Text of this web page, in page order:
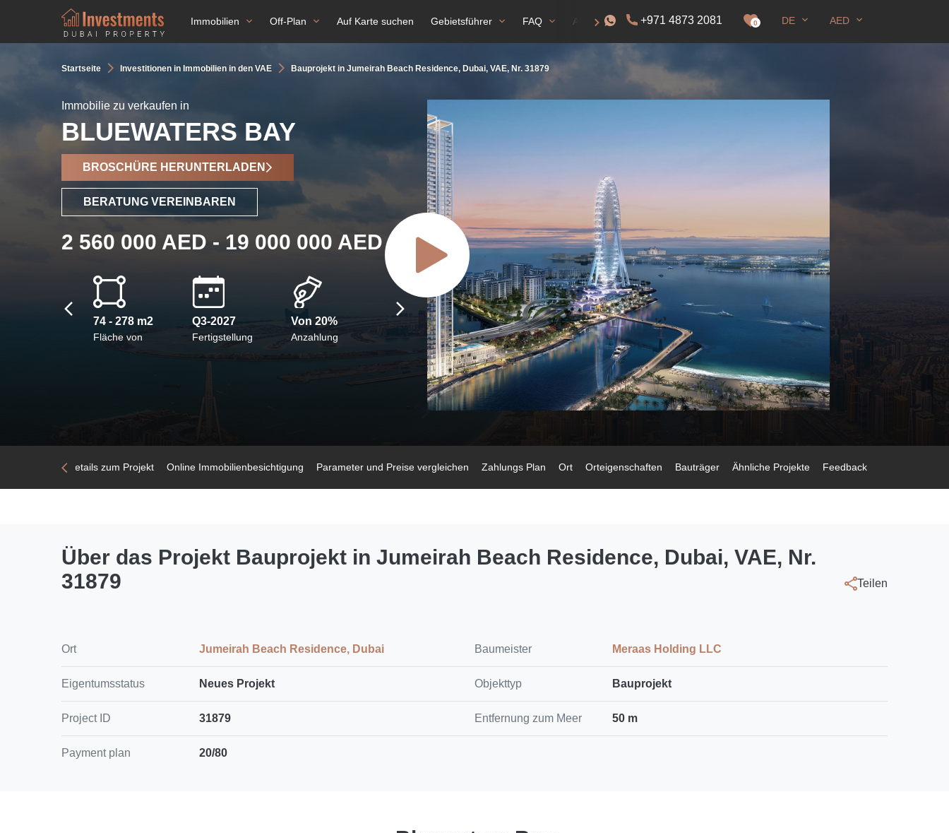
Immobilien Off-Plan Auf Karte suchen Gebietsführer FAQ Aufenthaltsgenehmigung
+971 4873 2081 0 DE AED
Startseite Investitionen in Immobilien in den VAE Bauprojekt in Jumeirah Beach Residence, Dubai, VAE, Nr. 31879
Immobilie zu verkaufen in
BLUEWATERS BAY
BROSCHÜRE HERUNTERLADEN
BERATUNG VEREINBAREN
2 560 000 AED - 19 000 000 AED
74 - 278 m2
Fläche von
Q3-2027
Fertigstellung
Von 20%
Anzahlung
20% nach
Inbetriebnahme
Renommiertes
Gebiet
Details zum Projekt Online Immobilienbesichtigung Parameter und Preise vergleichen Zahlungs Plan Ort Orteigenschaften Bauträger Ähnliche Projekte Feedback
Über das Projekt Bauprojekt in Jumeirah Beach Residence, Dubai, VAE, Nr.
31879
Teilen
Ort Jumeirah Beach Residence, Dubai Baumeister Meraas Holding LLC
Eigentumsstatus Neues Projekt Objekttyp Bauprojekt
Project ID 31879 Entfernung zum Meer 50 m
Payment plan 20/80